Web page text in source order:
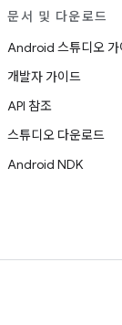
문서 및 다운로드
Android 스튜디오 가
개발자 가이드
API 참조
스튜디오 다운로드
Android NDK